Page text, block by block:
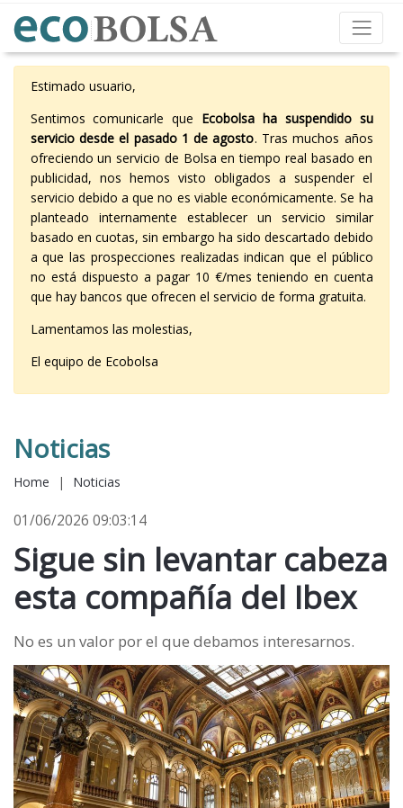
Estimado usuario,
Sentimos comunicarle que Ecobolsa ha suspendido su
servicio desde el pasado 1 de agosto. Tras muchos años
ofreciendo un servicio de Bolsa en tiempo real basado en
publicidad, nos hemos visto obligados a suspender el
servicio debido a que no es viable económicamente. Se ha
planteado internamente establecer un servicio similar
basado en cuotas, sin embargo ha sido descartado debido
a que las prospecciones realizadas indican que el público
no está dispuesto a pagar 10 €/mes teniendo en cuenta
que hay bancos que ofrecen el servicio de forma gratuita.
Lamentamos las molestias,
El equipo de Ecobolsa
Noticias
Home | Noticias
01/06/2026 09:03:14
Sigue sin levantar cabeza
esta compañía del Ibex
No es un valor por el que debamos interesarnos.